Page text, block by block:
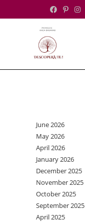
to
June 2026
May 2026
April 2026
January 2026
December 2025
November 2025
October 2025
September 2025
April 2025